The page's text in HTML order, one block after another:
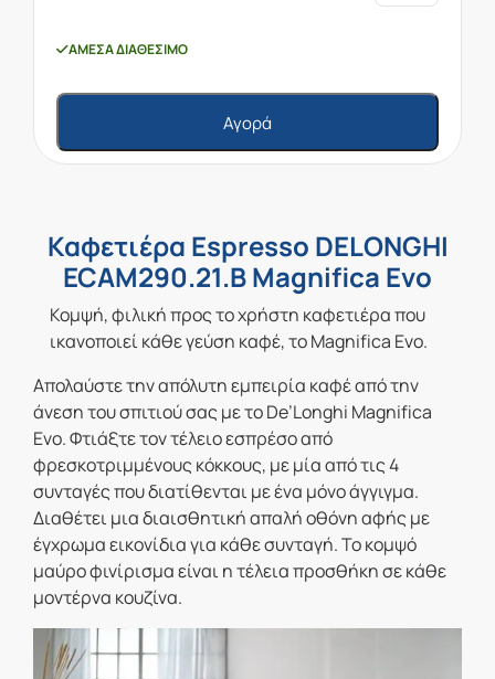
ΆΜΕΣΑ ΔΙΑΘΈΣΙΜΟ
Αγορά
Καφετιέρα Espresso DELONGHI
ECAM290.21.B Magnifica Evo
Κομψή, φιλική προς το χρήστη καφετιέρα που
ικανοποιεί κάθε γεύση καφέ, το Magnifica Evo.
Απολαύστε την απόλυτη εμπειρία καφέ από την
άνεση του σπιτιού σας με το De’Longhi Magnifica
Evo. Φτιάξτε τον τέλειο εσπρέσο από
φρεσκοτριμμένους κόκκους, με μία από τις 4
συνταγές που διατίθενται με ένα μόνο άγγιγμα.
Διαθέτει μια διαισθητική απαλή οθόνη αφής με
έγχρωμα εικονίδια για κάθε συνταγή. Το κομψό
μαύρο φινίρισμα είναι η τέλεια προσθήκη σε κάθε
μοντέρνα κουζίνα.